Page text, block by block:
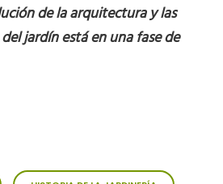
de la arquitectura y las
jardín está en una fase de